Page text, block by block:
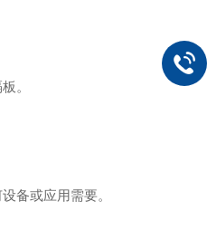
。
备或应用需要。